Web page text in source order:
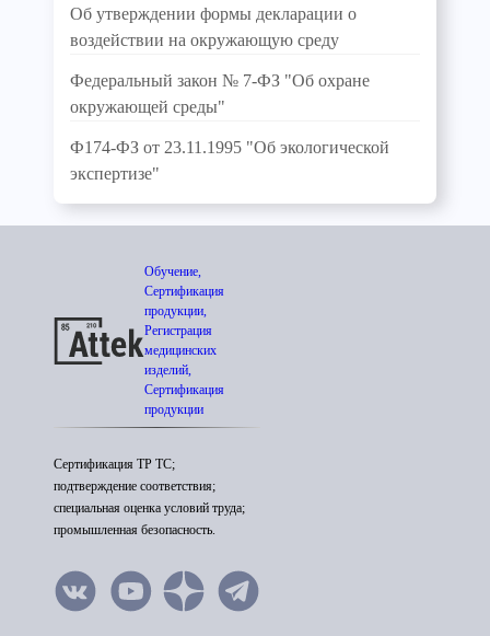
Об утверждении формы декларации о
воздействии на окружающую среду
Федеральный закон № 7-ФЗ "Об охране
окружающей среды"
Ф174-ФЗ от 23.11.1995 "Об экологической
экспертизе"
Обучение,
Сертификация
продукции,
Регистрация
медицинских
изделий,
Сертификация
продукции
Сертификация ТР ТС;
подтверждение соответствия;
специальная оценка условий труда;
промышленная безопасность.